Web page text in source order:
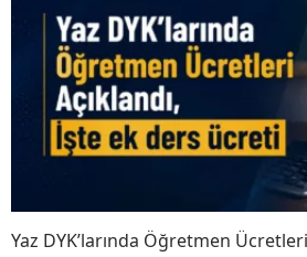
Yaz DYK’larında Öğretmen